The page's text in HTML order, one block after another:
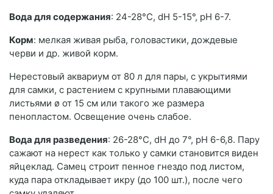
Вода для содержания: 24-28°С, dН 5-15°, рН 6-7.
Корм: мелкая живая рыба, головастики, дождевые
черви и др. живой корм.
Нерестовый аквариум от 80 л для пары, с укрытиями
для самки, с растением с крупными плавающими
листьями ø от 15 см или такого же размера
пенопластом. Освещение очень слабое.
Вода для разведения: 26-28°С, dН до 7°, рН 6-6,8. Пару
сажают на нерест как только у самки становится виден
яйцеклад. Самец строит пенное гнездо под листом,
куда пара откладывает икру (до 100 шт.), после чего